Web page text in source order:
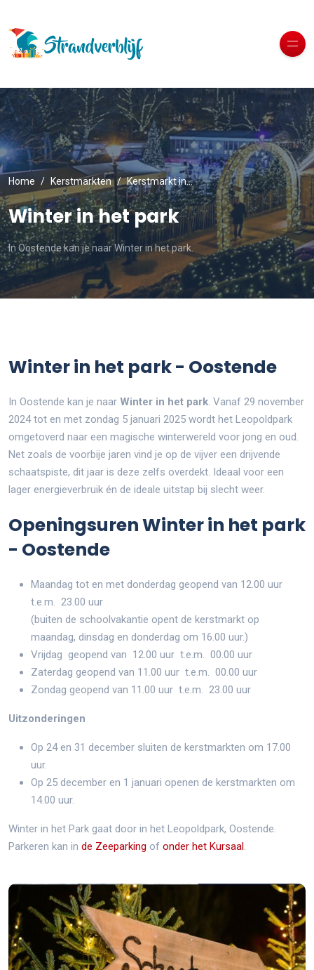
Home Kerstmarkten Kerstmarkt in…
Winter in het park
In Oostende kan je naar Winter in het park.
Winter in het park - Oostende
In Oostende kan je naar Winter in het park. Vanaf 29 november
2024 tot en met zondag 5 januari 2025 wordt het Leopoldpark
omgetoverd naar een magische winterwereld voor jong en oud.
Net zoals de voorbije jaren vind je op de vijver een drijvende
schaatspiste, dit jaar is deze zelfs overdekt. Ideaal voor een
lager energieverbruik én de ideale uitstap bij slecht weer.
Openingsuren Winter in het park
- Oostende
Maandag tot en met donderdag geopend van 12.00 uur
t.e.m. 23.00 uur
(buiten de schoolvakantie opent de kerstmarkt op
maandag, dinsdag en donderdag om 16.00 uur.)
Vrijdag geopend van 12.00 uur t.e.m. 00.00 uur
Zaterdag geopend van 11.00 uur t.e.m. 00.00 uur
Zondag geopend van 11.00 uur t.e.m. 23.00 uur
Uitzonderingen
Op 24 en 31 december sluiten de kerstmarkten om 17.00
uur.
Op 25 december en 1 januari openen de kerstmarkten om
14.00 uur.
Winter in het Park gaat door in het Leopoldpark, Oostende.
Parkeren kan in de Zeeparking of onder het Kursaal.